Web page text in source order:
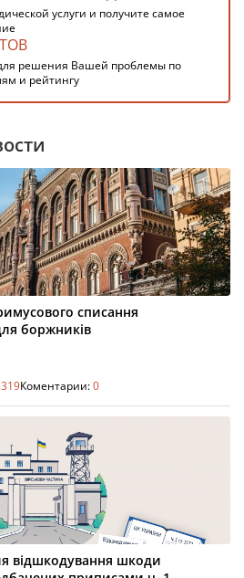
услуги и получите самое
решения Вашей проблемы по
и рейтингу
списання
боржників
319Коментарии:0
відшкодування шкоди